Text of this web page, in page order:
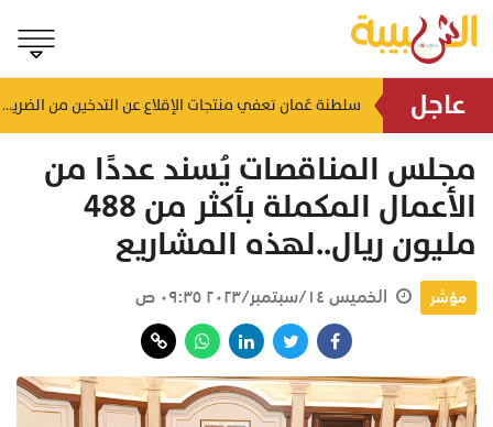
عاجل منذ ٣ ساعات سلطنة عُمان تعفي منتجات الإقلاع عن التدخين من الضريبة
مجلس المناقصات يُسند عددًا من
الأعمال المكملة بأكثر من 488
مليون ريال..لهذه المشاريع
مؤشر الخميس ١٤/سبتمبر/٢٠٢٣ ٠٩:٣٥ ص